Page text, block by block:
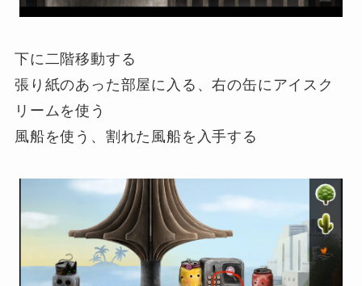
下に二階移動する
張り紙のあった部屋に入る、右の缶にアイスク
リームを使う
風船を使う、割れた風船を入手する